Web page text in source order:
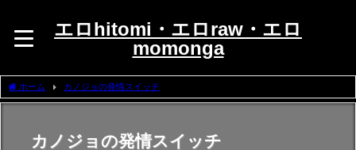
エロhitomi・エロraw・エロ
momonga
ホーム カノジョの発情スイッチ
カノジョの発情スイッチ